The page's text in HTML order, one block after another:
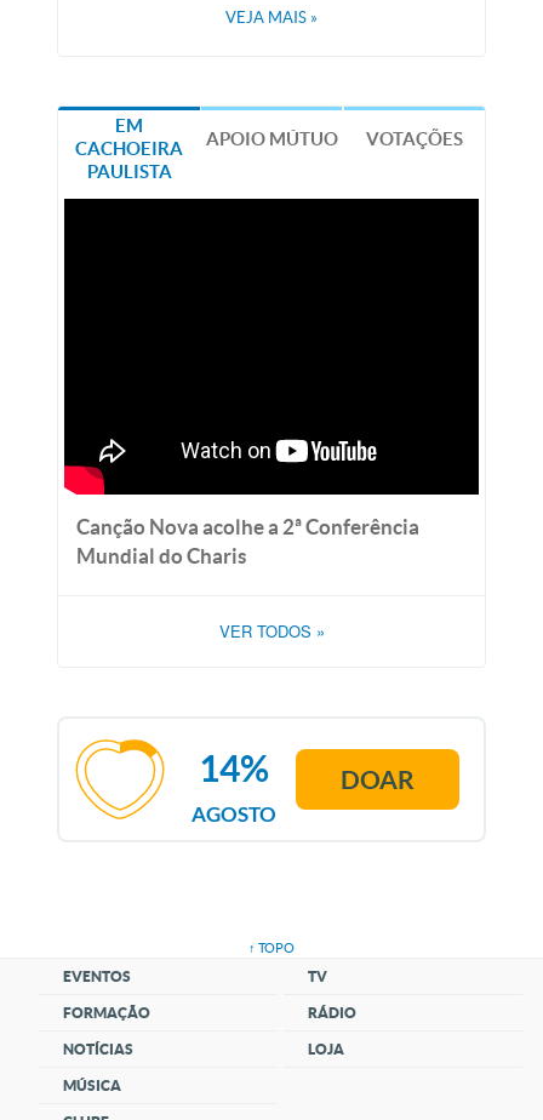
VEJA MAIS »
EM
CACHOEIRA
PAULISTA
APOIO MÚTUO VOTAÇÕES
Canção Nova acolhe a 2ª Conferência
Mundial do Charis
VER TODOS »
AGOSTO
14% DOAR
↑ TOPO
EVENTOS
FORMAÇÃO
NOTÍCIAS
MÚSICA
TV
RÁDIO
LOJA